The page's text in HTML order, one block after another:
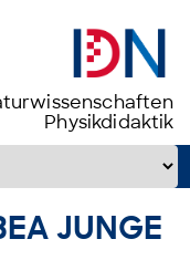
Physikdidaktik
JUNGE